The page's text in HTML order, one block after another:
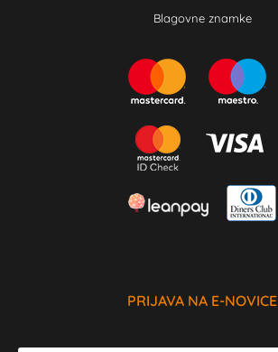
Blagovne znamke
PRIJAVA NA E-NOVICE